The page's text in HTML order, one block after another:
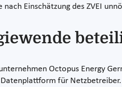
Einschätzung des ZVEI
Octopus Energy
für